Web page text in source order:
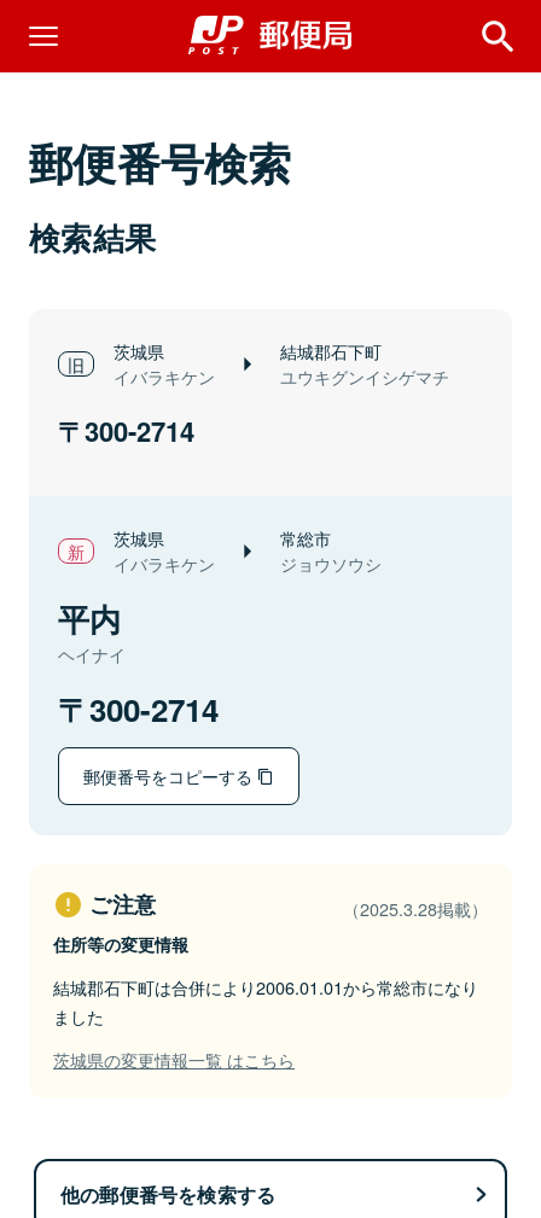
郵便番号検索
検索結果
茨城県
イバラキケン
結城郡石下町
ユウキグンイシゲマチ
300-2714
茨城県
イバラキケン
常総市
ジョウソウシ
平内
ヘイナイ
300-2714
郵便番号をコピーする
ご注意 （2025.3.28掲載）
住所等の変更情報
結城郡石下町は合併により2006.01.01から常総市になり
ました
茨城県の変更情報一覧 はこちら
他の郵便番号を検索する